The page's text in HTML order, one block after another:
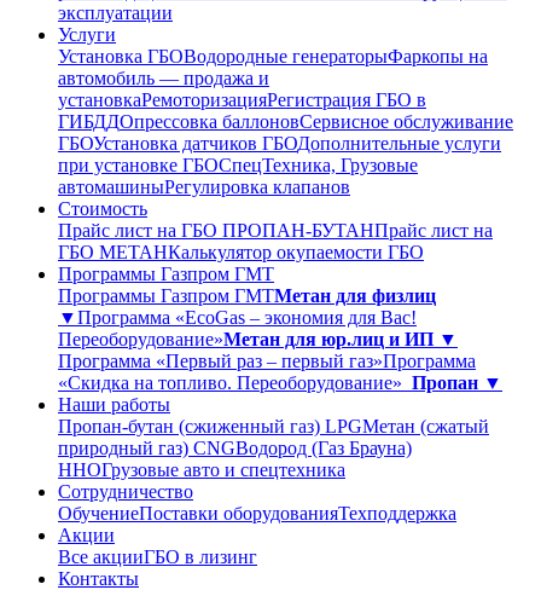
эксплуатации
Услуги
Установка ГБОВодородные генераторыФаркопы на
автомобиль — продажа и
установкаРемоторизацияРегистрация ГБО в
ГИБДДОпрессовка баллоновСервисное обслуживание
ГБОУстановка датчиков ГБОДополнительные услуги
при установке ГБОСпецТехника, Грузовые
автомашиныРегулировка клапанов
Стоимость
Прайс лист на ГБО ПРОПАН-БУТАНПрайс лист на
ГБО МЕТАНКалькулятор окупаемости ГБО
Программы Газпром ГМТ
Программы Газпром ГМТМетан для физлиц
▼Программа «EcoGas – экономия для Вас!
Переоборудование»Метан для юр.лиц и ИП ▼
Программа «Первый раз – первый газ»Программа
«Скидка на топливо. Переоборудование» Пропан ▼
Наши работы
Пропан-бутан (сжиженный газ) LPGМетан (сжатый
природный газ) CNGВодород (Газ Брауна)
ННОГрузовые авто и спецтехника
Сотрудничество
ОбучениеПоставки оборудованияТехподдержка
Акции
Все акцииГБО в лизинг
Контакты